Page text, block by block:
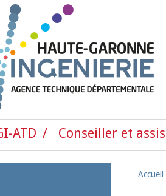
ATD Conseiller et
Accueil